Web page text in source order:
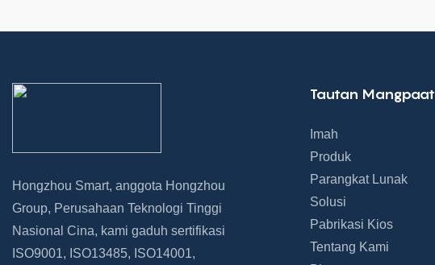
Hongzhou Smart, anggota Hongzhou
Group, Perusahaan Teknologi Tinggi
Nasional Cina, kami gaduh sertifikasi
ISO9001, ISO13485, ISO14001,
Tautan Mangpaat
Imah
Produk
Parangkat Lunak
Solusi
Pabrikasi Kios
Tentang Kami